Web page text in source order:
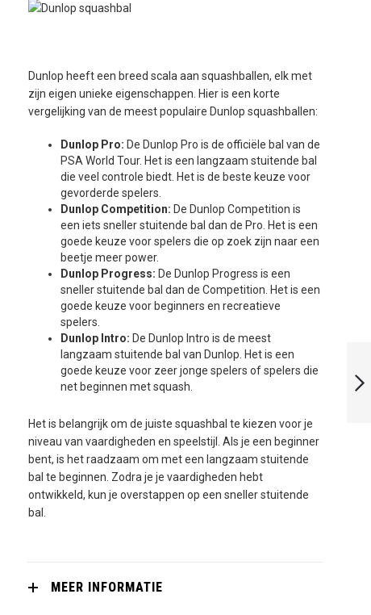
WILSON
SQUASHBAL
DUBBEL GELE
VOLGENDE
Dunlop heeft een breed scala aan squashballen, elk met
zijn eigen unieke eigenschappen. Hier is een korte
vergelijking van de meest populaire Dunlop squashballen:
Dunlop Pro: De Dunlop Pro is de officiële bal van de
PSA World Tour. Het is een langzaam stuitende bal
die veel controle biedt. Het is de beste keuze voor
gevorderde spelers.
Dunlop Competition: De Dunlop Competition is
een iets sneller stuitende bal dan de Pro. Het is een
goede keuze voor spelers die op zoek zijn naar een
beetje meer power.
Dunlop Progress: De Dunlop Progress is een
sneller stuitende bal dan de Competition. Het is een
goede keuze voor beginners en recreatieve
spelers.
Dunlop Intro: De Dunlop Intro is de meest
langzaam stuitende bal van Dunlop. Het is een
goede keuze voor zeer jonge spelers of spelers die
net beginnen met squash.
Het is belangrijk om de juiste squashbal te kiezen voor je
niveau van vaardigheden en speelstijl. Als je een beginner
bent, is het raadzaam om met een langzaam stuitende
bal te beginnen. Zodra je je vaardigheden hebt
ontwikkeld, kun je overstappen op een sneller stuitende
bal.
MEER INFORMATIE